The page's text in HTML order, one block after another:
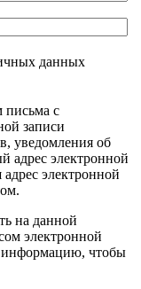
данных
с
записи
уведомления об
адрес электронной
электронной
на данной
электронной
чтобы